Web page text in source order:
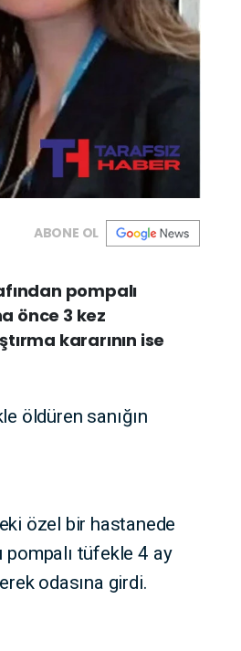
ABONE OL
pompalı
önce 3 kez
kararının ise
öldüren sanığın
özel bir hastanede
pompalı tüfekle 4 ay
odasına girdi.